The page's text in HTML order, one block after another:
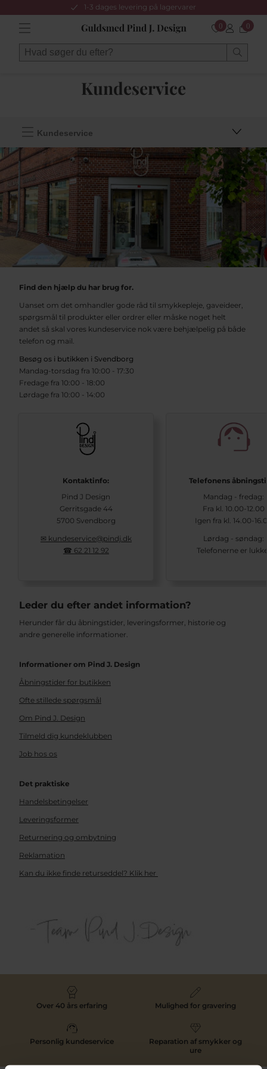
1-3 dages levering på lagervarer
0 0
Kundeservice
Kundeservice
Find den hjælp du har brug for.
Uanset om det omhandler gode råd til smykkepleje, gaveideer,
spørgsmål til produkter eller ordrer eller måske noget helt
andet så skal vores kundeservice nok være behjælpelig på både
telefon og mail.
Besøg os i butikken i Svendborg
Mandag-torsdag fra 10:00 - 17:30
Fredage fra 10:00 - 18:00
Lørdage fra 10:00 - 14:00
Kontaktinfo:
Pind J Design
Gerritsgade 44
5700 Svendborg
✉ kundeservice@pindj.dk
☎ 62 21 12 92
Telefonens
Mandag - fredag:
Fra kl. 10.00-12.00
Igen fra kl. 14.00-
Lørdag - søndag:
Telefonerne er
Leder du efter andet information?
Herunder får du åbningstider, leveringsformer, historie og
andre generelle informationer.
Informationer om Pind J. Design
Åbningstider for butikken
Ofte stillede spørgsmål
Om Pind J. Design
Tilmeld dig kundeklubben
Job hos os
Det praktiske
Handelsbetingelser
Leveringsformer
Returnering og ombytning
Reklamation
Kan du ikke finde returseddel? Klik her
Over 40 års erfaring Mulighed for gravering
Personlig kundeservice
Reparation af smykker og
ure